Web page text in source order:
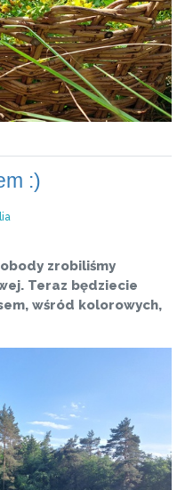
:)
zrobiliśmy
Teraz będziecie
wśród kolorowych,